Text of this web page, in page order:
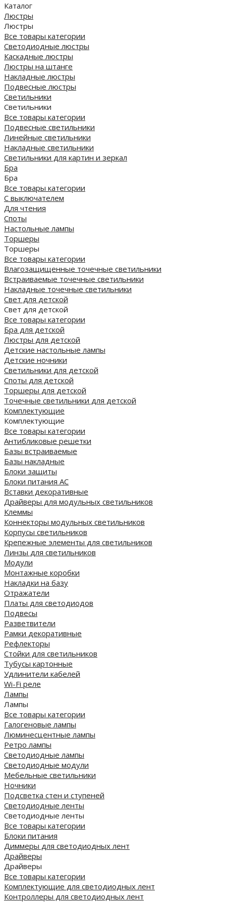
Каталог
Люстры
Люстры
Все товары категории
Светодиодные люстры
Каскадные люстры
Люстры на штанге
Накладные люстры
Подвесные люстры
Светильники
Светильники
Все товары категории
Подвесные светильники
Линейные светильники
Накладные светильники
Светильники для картин и зеркал
Бра
Бра
Все товары категории
С выключателем
Для чтения
Споты
Настольные лампы
Торшеры
Торшеры
Все товары категории
Влагозащищенные точечные светильники
Встраиваемые точечные светильники
Накладные точечные светильники
Свет для детской
Свет для детской
Все товары категории
Бра для детской
Люстры для детской
Детские настольные лампы
Детские ночники
Светильники для детской
Споты для детской
Торшеры для детской
Точечные светильники для детской
Комплектующие
Комплектующие
Все товары категории
Антибликовые решетки
Базы встраиваемые
Базы накладные
Блоки защиты
Блоки питания AC
Вставки декоративные
Драйверы для модульных светильников
Клеммы
Коннекторы модульных светильников
Корпусы светильников
Крепежные элементы для светильников
Линзы для светильников
Модули
Монтажные коробки
Накладки на базу
Отражатели
Платы для светодиодов
Подвесы
Разветвители
Рамки декоративные
Рефлекторы
Стойки для светильников
Тубусы картонные
Удлинители кабелей
Wi-Fi реле
Лампы
Лампы
Все товары категории
Галогеновые лампы
Люминесцентные лампы
Ретро лампы
Светодиодные лампы
Светодиодные модули
Мебельные светильники
Ночники
Подсветка стен и ступеней
Светодиодные ленты
Светодиодные ленты
Все товары категории
Блоки питания
Диммеры для светодиодных лент
Драйверы
Драйверы
Все товары категории
Комплектующие для светодиодных лент
Контроллеры для светодиодных лент